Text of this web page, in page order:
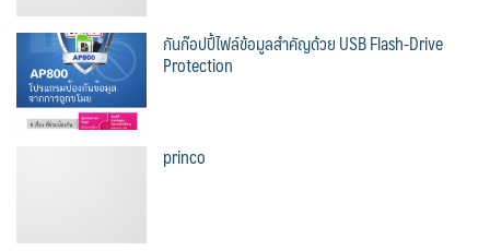
กันก๊อปปี้ไฟล์ข้อมูลสำคัญด้วย USB Flash-Drive
Protection
princo